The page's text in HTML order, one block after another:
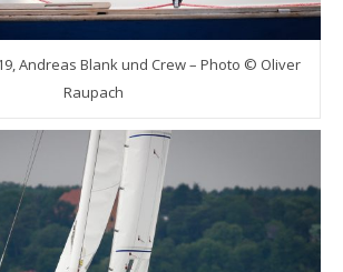
Andreas Blank und Crew – Photo © Oliver
Raupach